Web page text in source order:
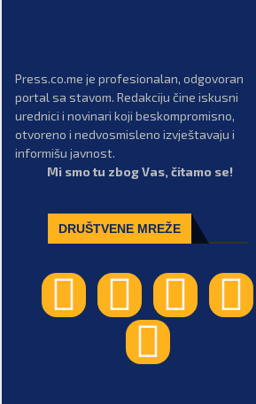
Press.co.me je profesionalan, odgovoran
portal sa stavom. Redakciju čine iskusni
urednici i novinari koji beskompromisno,
otvoreno i nedvosmisleno izvještavaju i
informišu javnost.
Mi smo tu zbog Vas, čitamo se!
DRUŠTVENE MREŽE